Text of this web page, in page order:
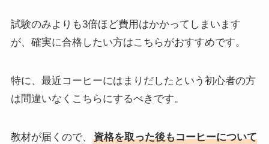
試験のみよりも3倍ほど費用はかかってしまいます
が、確実に合格したい方はこちらがおすすめです。
特に、最近コーヒーにはまりだしたという初心者の方
は間違いなくこちらにするべきです。
教材が届くので、
資格を取った後もコーヒーについて